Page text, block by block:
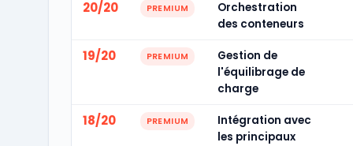
20/20 PREMIUM
Orchestration
des conteneurs
19/20 PREMIUM
Gestion de
l'équilibrage de
charge
18/20 PREMIUM
Intégration avec
les principaux